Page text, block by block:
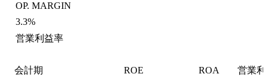
OP. MARGIN
3.3%
営業利益率
会計期 ROE ROA 営業